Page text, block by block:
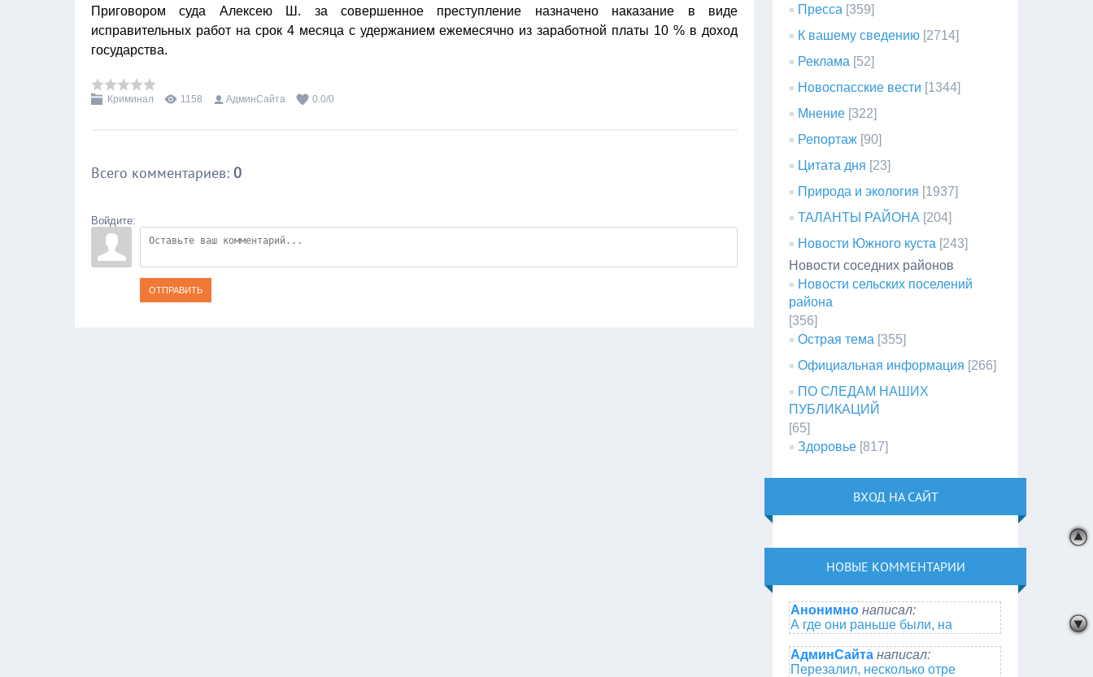
Приговором суда Алексею Ш. за совершенное преступление назначено наказание в виде
исправительных работ на срок 4 месяца с удержанием ежемесячно из заработной платы 10 % в доход
государства.
Криминал 1158 АдминСайта 0.0/0
Всего комментариев: 0
Войдите:
ОТПРАВИТЬ
Пресса [359]
К вашему сведению [2714]
Реклама [52]
Новоспасские вести [1344]
Мнение [322]
Репортаж [90]
Цитата дня [23]
Природа и экология [1937]
ТАЛАНТЫ РАЙОНА [204]
Новости Южного куста [243]
Новости соседних районов
Новости сельских поселений
района
[356]
Острая тема [355]
Официальная информация [266]
ПО СЛЕДАМ НАШИХ
ПУБЛИКАЦИЙ
[65]
Здоровье [817]
ВХОД НА САЙТ
НОВЫЕ КОММЕНТАРИИ
Анонимно написал:
А где они раньше были, на
АдминСайта написал:
Перезалил, несколько отре